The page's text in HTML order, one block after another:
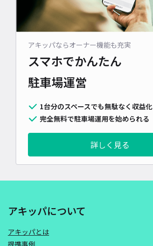
アキッパならオーナー機能も充実
スマホでかんたん
駐車場運営
1台分のスペースでも無駄なく収益化
完全無料で駐車場運用を始められる
詳しく見る
アキッパについて
アキッパとは